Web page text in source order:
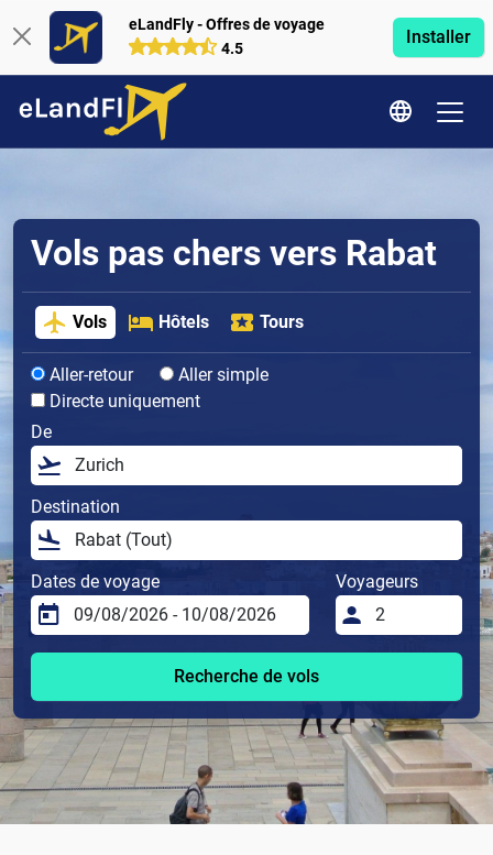
eLandFly - Offres de voyage
4.5
Installer
Vols pas chers vers Rabat
Vols Hôtels Tours
Aller-retour
Aller simple
Directe uniquement
De
Destination
Dates de voyage Voyageurs
Recherche de vols